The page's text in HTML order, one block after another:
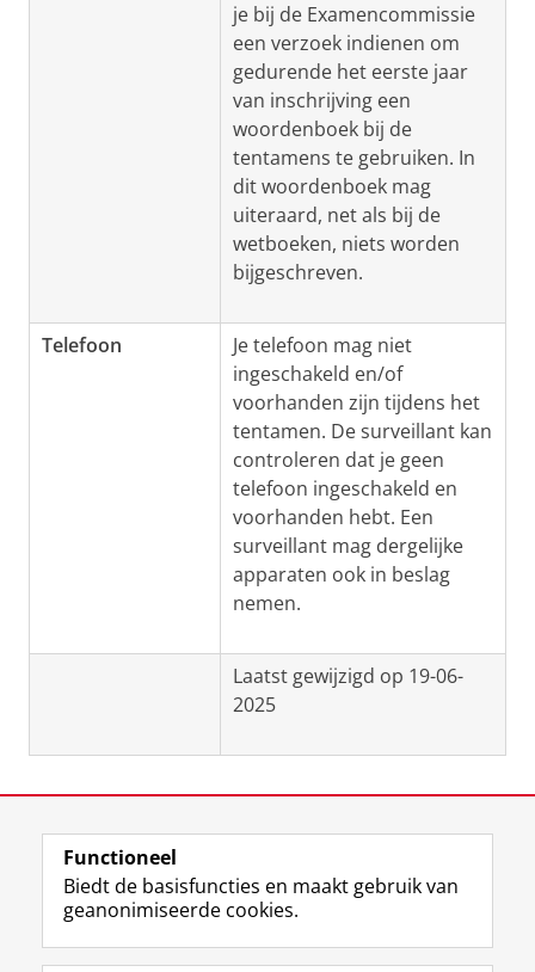
je bij de Examencommissie
een verzoek indienen om
gedurende het eerste jaar
van inschrijving een
woordenboek bij de
tentamens te gebruiken. In
dit woordenboek mag
uiteraard, net als bij de
wetboeken, niets worden
bijgeschreven.
Telefoon
Je telefoon mag niet
ingeschakeld en/of
voorhanden zijn tijdens het
tentamen. De surveillant kan
controleren dat je geen
telefoon ingeschakeld en
voorhanden hebt. Een
surveillant mag dergelijke
apparaten ook in beslag
nemen.
Laatst gewijzigd op 19-06-
2025
View this page in:English
Volg de RUG
F
L
R I
Y
Functioneel
Biedt de basisfuncties en maakt gebruik van
geanonimiseerde cookies.